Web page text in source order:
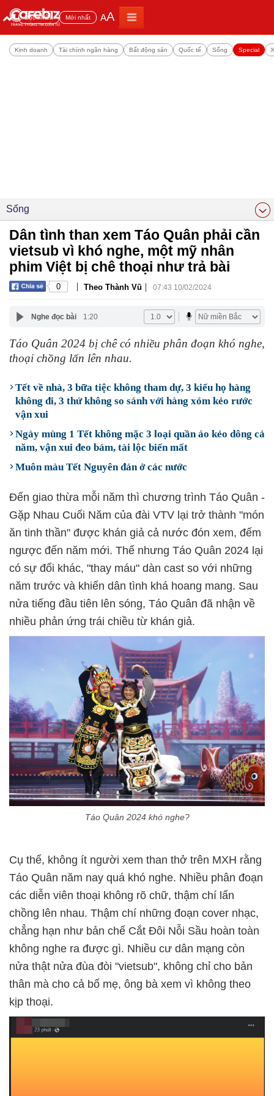
Đọc nhiều Mới nhất AA
Kinh doanh Tài chính ngân hàng Bất động sản Quốc tế Sống Special
Sống
Dân tình than xem Táo Quân phải cần
vietsub vì khó nghe, một mỹ nhân
phim Việt bị chê thoại như trả bài
0 | Theo Thành Vũ | 07:43 10/02/2024
Nghe đọc bài 1:20
Táo Quân 2024 bị chê có nhiều phân đoạn khó nghe,
thoại chồng lấn lên nhau.
Tết về nhà, 3 bữa tiệc không tham dự, 3 kiểu họ hàng
không đi, 3 thứ không so sánh với hàng xóm kẻo rước
vận xui
Ngày mùng 1 Tết không mặc 3 loại quần áo kẻo dông cả
năm, vận xui đeo bám, tài lộc biến mất
Muôn màu Tết Nguyên đán ở các nước
Đến giao thừa mỗi năm thì chương trình Táo Quân -
Gặp Nhau Cuối Năm của đài VTV lại trở thành "món
ăn tinh thần" được khán giả cả nước đón xem, đếm
ngược đến năm mới. Thế nhưng Táo Quân 2024 lại
có sự đổi khác, "thay máu" dàn cast so với những
năm trước và khiến dân tình khá hoang mang. Sau
nửa tiếng đầu tiên lên sóng, Táo Quân đã nhận về
nhiều phản ứng trái chiều từ khán giả.
Táo Quân 2024 khó nghe?
Cụ thể, không ít người xem than thở trên MXH rằng
Táo Quân năm nay quá khó nghe. Nhiều phân đoạn
các diễn viên thoại không rõ chữ, thậm chí lấn
chồng lên nhau. Thậm chí những đoạn cover nhạc,
chẳng hạn như bản chế Cắt Đôi Nỗi Sầu hoàn toàn
không nghe ra được gì. Nhiều cư dân mạng còn
nửa thật nửa đùa đòi "vietsub", không chỉ cho bản
thân mà cho cả bố mẹ, ông bà xem vì không theo
kịp thoại.